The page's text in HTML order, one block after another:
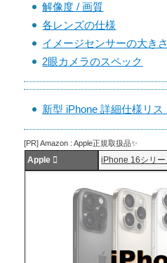
解像度 / 画質
各レンズの仕様
イメージセンサーの大きさ
2眼カメラのスペック
新型 iPhone 詳細仕様リス
[PR] Amazon : Apple正規取扱品✨
Apple  iPhone 16シリー